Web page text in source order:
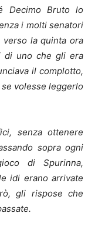
Decimo Bruto lo
i molti senatori
verso la quinta ora
di uno che gli era
il complotto,
volesse leggerlo
senza ottenere
sopra ogni
di Spurinna,
idi erano arrivate
gli rispose che